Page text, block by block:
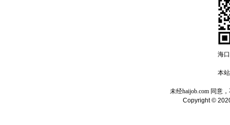
海
本
未经haijob.com 同意
Copyright ©